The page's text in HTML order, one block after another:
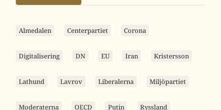
Almedalen Centerpartiet Corona
Digitalisering DN EU Iran Kristersson
Lathund Lavrov Liberalerna Miljöpartiet
Moderaterna OECD Putin Ryssland